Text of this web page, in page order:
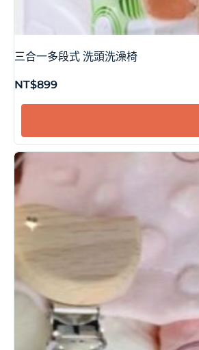
三合一多段式 洗頭洗澡椅
NT$899